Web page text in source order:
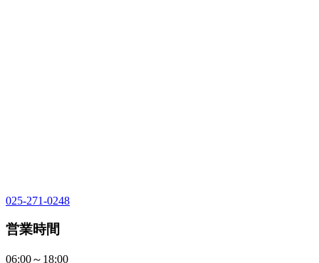
025-271-0248
営業時間
06:00～18:00